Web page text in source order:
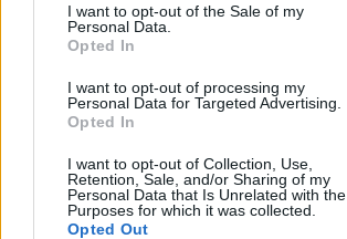
I want to opt-out of the Sale of my
Personal Data.
Opted In
I want to opt-out of processing my
Personal Data for Targeted Advertising.
Opted In
I want to opt-out of Collection, Use,
Retention, Sale, and/or Sharing of my
Personal Data that Is Unrelated with the
Purposes for which it was collected.
Opted Out
MÁR ELŐFIZETŐNK VAGY?